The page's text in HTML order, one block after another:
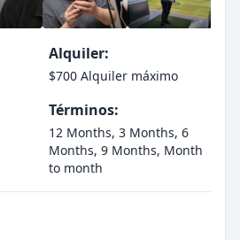
Alquiler:
$700 Alquiler máximo
Términos:
12 Months, 3 Months, 6
Months, 9 Months, Month
to month